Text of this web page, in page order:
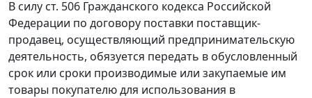
В силу ст. 506 Гражданского кодекса Российской
Федерации по договору поставки поставщик-
продавец, осуществляющий предпринимательскую
деятельность, обязуется передать в обусловленный
срок или сроки производимые или закупаемые им
товары покупателю для использования в